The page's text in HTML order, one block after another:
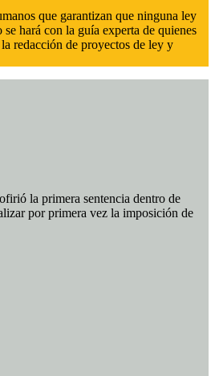
que garantizan que ninguna ley
hará con la guía experta de quienes
redacción de proyectos de ley y
la primera sentencia dentro de
por primera vez la imposición de